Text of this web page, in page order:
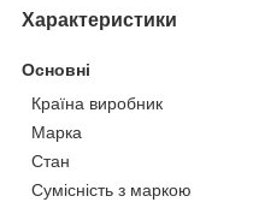
Характеристики
Основні
Країна виробник
Марка
Стан
Сумісність з маркою